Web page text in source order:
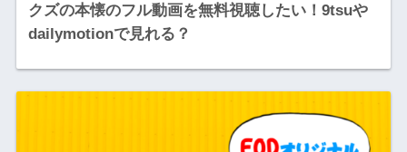
クズの本懐のフル動画を無料視聴したい！9tsuや
dailymotionで見れる？